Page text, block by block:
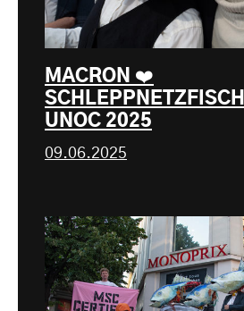
MACRON ❤️
UNOC 2025
09.06.2025